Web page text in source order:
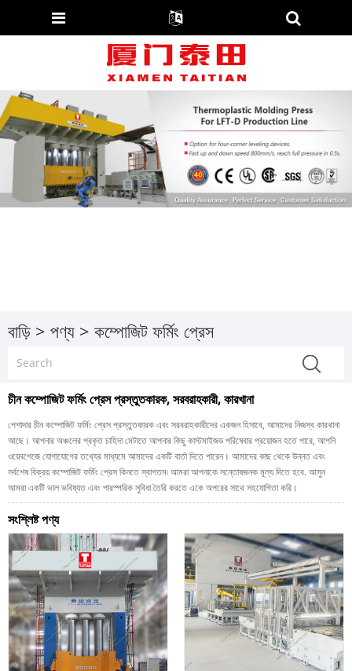
বাড়ি > পণ্য > কম্পোজিট ফর্মিং প্রেস
চীন কম্পোজিট ফর্মিং প্রেস প্রস্তুতকারক, সরবরাহকারী, কারখানা
পেশাদার চীন কম্পোজিট ফর্মিং প্রেস প্রস্তুতকারক এবং সরবরাহকারীদের একজন হিসাবে, আমাদের নিজস্ব কারখানা
আছে। আপনার অঞ্চলের প্রকৃত চাহিদা মেটাতে আপনার কিছু কাস্টমাইজড পরিষেবার প্রয়োজন হতে পারে, আপনি
ওয়েবপেজে যোগাযোগের তথ্যের মাধ্যমে আমাদের একটি বার্তা দিতে পারেন। আমাদের কাছ থেকে উন্নত এবং
সর্বশেষ বিক্রয় কম্পোজিট ফর্মিং প্রেস কিনতে স্বাগতম৷ আমরা আপনাকে সন্তোষজনক মূল্য দিতে হবে. আসুন
আমরা একটি ভাল ভবিষ্যত এবং পারস্পরিক সুবিধা তৈরি করতে একে অপরের সাথে সহযোগিতা করি।
সংশ্লিষ্ট পণ্য